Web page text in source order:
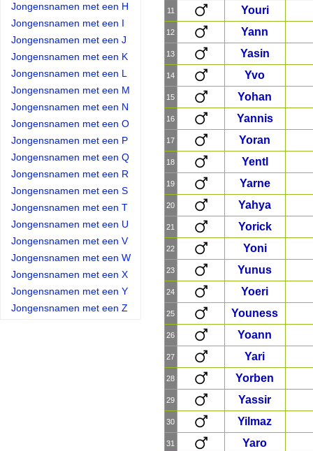
Jongensnamen met een H
Jongensnamen met een I
Jongensnamen met een J
Jongensnamen met een K
Jongensnamen met een L
Jongensnamen met een M
Jongensnamen met een N
Jongensnamen met een O
Jongensnamen met een P
Jongensnamen met een Q
Jongensnamen met een R
Jongensnamen met een S
Jongensnamen met een T
Jongensnamen met een U
Jongensnamen met een V
Jongensnamen met een W
Jongensnamen met een X
Jongensnamen met een Y
Jongensnamen met een Z
11 Youri
12 Yann
13 Yasin
14 Yvo
15 Yohan
16 Yannis
17 Yoran
18 Yentl
19 Yarne
20 Yahya
21 Yorick
22 Yoni
23 Yunus
24 Yoeri
25 Youness
26 Yoann
27 Yari
28 Yorben
29 Yassir
30 Yilmaz
31 Yaro